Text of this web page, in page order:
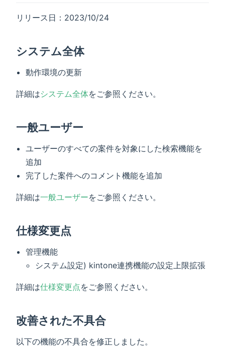
リリース日：2023/10/24
システム全体
動作環境の更新
詳細はシステム全体をご参照ください。
一般ユーザー
ユーザーのすべての案件を対象にした検索機能を
追加
完了した案件へのコメント機能を追加
詳細は一般ユーザーをご参照ください。
仕様変更点
管理機能
システム設定) kintone連携機能の設定上限拡張
詳細は仕様変更点をご参照ください。
改善された不具合
以下の機能の不具合を修正しました。